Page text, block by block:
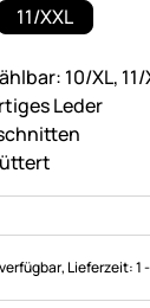
11/XXL
10/XL, 11/
Leder
, Lieferzeit:1